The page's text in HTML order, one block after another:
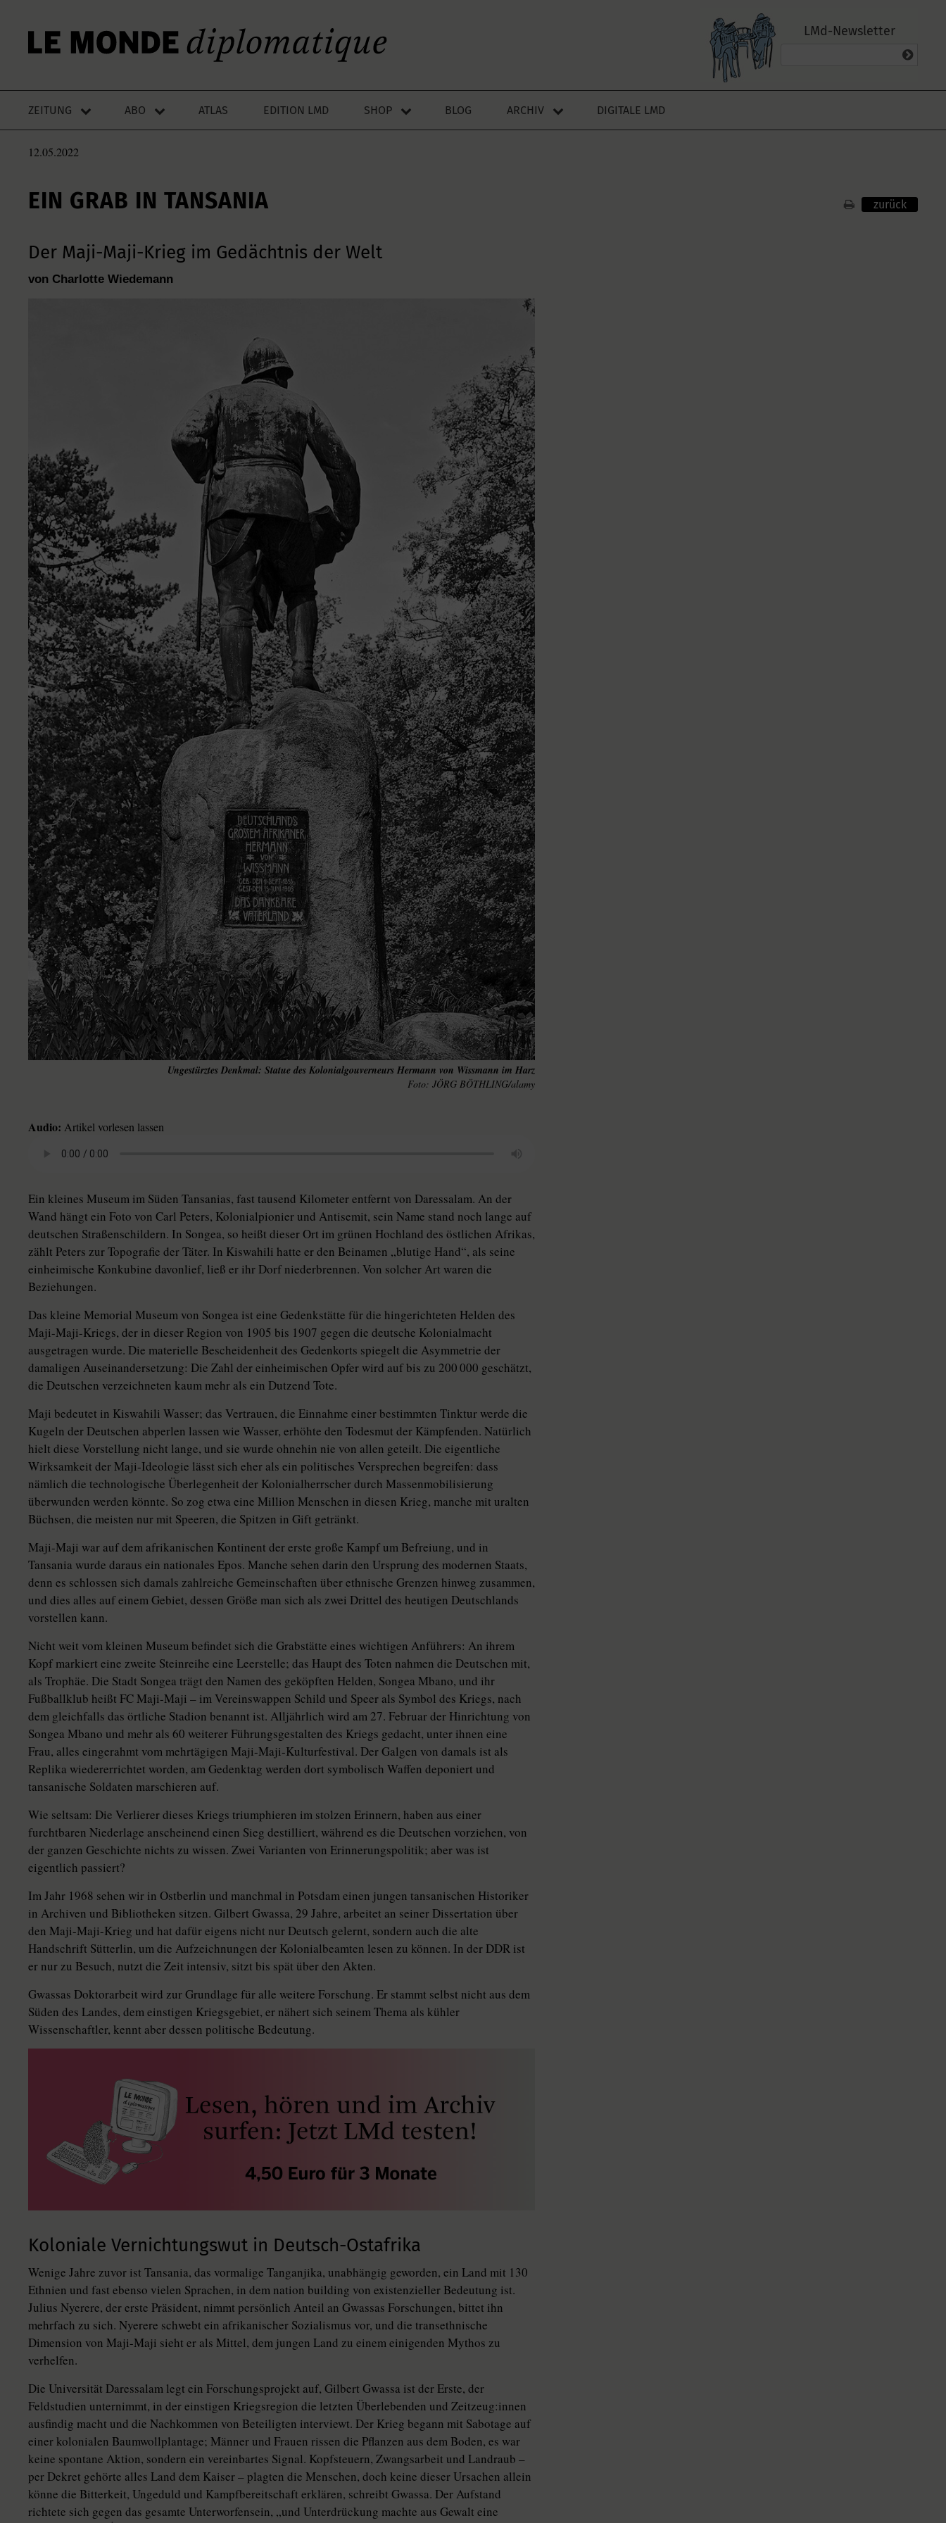
LMd-Newsletter
ZEITUNG ABO ATLAS EDITION LMD SHOP BLOG ARCHIV DIGITALE LMD
12.05.2022
EIN GRAB IN TANSANIA zurück
Der Maji-Maji-Krieg im Gedächtnis der Welt
von Charlotte Wiedemann
Ungestürztes Denkmal: Statue des Kolonialgouverneurs Hermann von Wissmann im Harz
JÖRG BÖTHLING/alamy
Audio: Artikel vorlesen lassen
Ein kleines Museum im Süden Tansanias, fast tausend Kilometer entfernt von Daressalam. An der
Wand hängt ein Foto von Carl Peters, Kolonialpionier und Antisemit, sein Name stand noch lange auf
deutschen Straßenschildern. In Songea, so heißt dieser Ort im grünen Hochland des östlichen Afrikas,
zählt Peters zur Topografie der Täter. In Kiswahili hatte er den Beinamen „blutige Hand“, als seine
einheimische Konkubine davonlief, ließ er ihr Dorf niederbrennen. Von solcher Art waren die
Beziehungen.
Das kleine Memorial Museum von Songea ist eine Gedenkstätte für die hingerichteten Helden des
Maji-Maji-Kriegs, der in dieser Region von 1905 bis 1907 gegen die deutsche Kolo­nial­macht
ausgetragen wurde. Die materielle Bescheidenheit des Gedenkorts spiegelt die Asymmetrie der
damaligen Auseinandersetzung: Die Zahl der einheimischen Opfer wird auf bis zu 200 000 geschätzt,
die Deutschen verzeichneten kaum mehr als ein Dutzend Tote.
Maji bedeutet in Kiswahili Wasser; das Vertrauen, die Einnahme einer bestimmten Tinktur werde die
Kugeln der Deutschen abperlen lassen wie Wasser, erhöhte den Todesmut der Kämpfenden. Natürlich
hielt diese Vorstellung nicht lange, und sie wurde ohnehin nie von allen geteilt. Die eigentliche
Wirksamkeit der Maji-Ideologie lässt sich eher als ein politisches Versprechen begreifen: dass
nämlich die technologische Überlegenheit der Kolonialherrscher durch Massenmobilisierung
überwunden werden könnte. So zog etwa eine Million Menschen in diesen Krieg, manche mit uralten
Büchsen, die meisten nur mit Speeren, die Spitzen in Gift getränkt.
Maji-Maji war auf dem afrikanischen Kontinent der erste große Kampf um Befreiung, und in
Tansania wurde daraus ein nationales Epos. Manche sehen darin den Ursprung des modernen Staats,
denn es schlossen sich damals zahlreiche Gemeinschaften über ethnische Grenzen hinweg zusammen,
und dies alles auf einem Gebiet, dessen Größe man sich als zwei Drittel des heutigen Deutschlands
vorstellen kann.
Nicht weit vom kleinen Museum befindet sich die Grabstätte eines wichtigen Anführers: An ihrem
Kopf markiert eine zweite Steinreihe eine Leerstelle; das Haupt des Toten nahmen die Deutschen mit,
als Trophäe. Die Stadt Songea trägt den Namen des geköpften Helden, Songea Mbano, und ihr
Fußballklub heißt FC Maji-Maji – im Vereinswappen Schild und Speer als Symbol des Kriegs, nach
dem gleichfalls das örtliche Stadion benannt ist. Alljährlich wird am 27. Februar der Hinrichtung von
Songea Mbano und mehr als 60 weiterer Führungsgestalten des Kriegs gedacht, unter ihnen eine
Frau, alles eingerahmt vom mehrtägigen Maji-­Maji-Kulturfestival. Der Galgen von damals ist als
Replika wiedererrichtet worden, am Gedenktag werden dort symbolisch Waffen deponiert und
tansanische Soldaten marschieren auf.
Wie seltsam: Die Verlierer dieses Kriegs triumphieren im stolzen Erinnern, haben aus einer
furchtbaren Niederlage anscheinend einen Sieg destilliert, während es die Deutschen vorziehen, von
der ganzen Geschichte nichts zu wissen. Zwei Varianten von Erinnerungspolitik; aber was ist
eigentlich passiert?
Im Jahr 1968 sehen wir in Ostberlin und manchmal in Potsdam einen jungen tansanischen Historiker
in Archiven und Bibliotheken sitzen. Gilbert Gwassa, 29 Jahre, arbeitet an seiner Dissertation über
den Maji-Maji-Krieg und hat dafür eigens nicht nur Deutsch gelernt, sondern auch die alte
Handschrift Sütterlin, um die Aufzeichnungen der Kolonialbeamten lesen zu können. In der DDR ist
er nur zu Besuch, nutzt die Zeit intensiv, sitzt bis spät über den Akten.
Gwassas Doktorarbeit wird zur Grundlage für alle weitere Forschung. Er stammt selbst nicht aus dem
Süden des Landes, dem einstigen Kriegsgebiet, er nähert sich seinem Thema als kühler
Wissenschaftler, kennt aber dessen politische Bedeutung.
Koloniale Vernichtungswut in Deutsch-Ostafrika
Wenige Jahre zuvor ist Tansania, das vormalige Tanganjika, unabhängig geworden, ein Land mit 130
Ethnien und fast ebenso vielen Sprachen, in dem nation building von existenzieller Bedeutung ist.
Julius Nyerere, der erste Präsident, nimmt persönlich Anteil an Gwassas Forschungen, bittet ihn
mehrfach zu sich. Nyerere schwebt ein afrikanischer Sozialismus vor, und die transethnische
Dimension von Maji-Maji sieht er als Mittel, dem jungen Land zu einem einigenden Mythos zu
verhelfen.
Die Universität Daressalam legt ein Forschungsprojekt auf, Gilbert Gwas­sa ist der Erste, der
Feldstudien unternimmt, in der einstigen Kriegs­re­gion die letzten Überlebenden und Zeit­zeu­g:­in­nen
ausfindig macht und die Nachkommen von Beteiligten interviewt. Der Krieg begann mit Sabotage auf
einer kolonialen Baumwollplantage; Männer und Frauen rissen die Pflanzen aus dem Boden, es war
keine spontane Aktion, sondern ein vereinbartes Signal. Kopfsteuern, Zwangsarbeit und Landraub –
per Dekret gehörte alles Land dem Kaiser – plagten die Menschen, doch keine dieser Ursachen allein
könne die Bitterkeit, Ungeduld und Kampfbereitschaft erklären, schreibt Gwassa. Der Aufstand
richtete sich gegen das gesamte Unterworfensein, „und Unterdrückung machte aus Gewalt eine